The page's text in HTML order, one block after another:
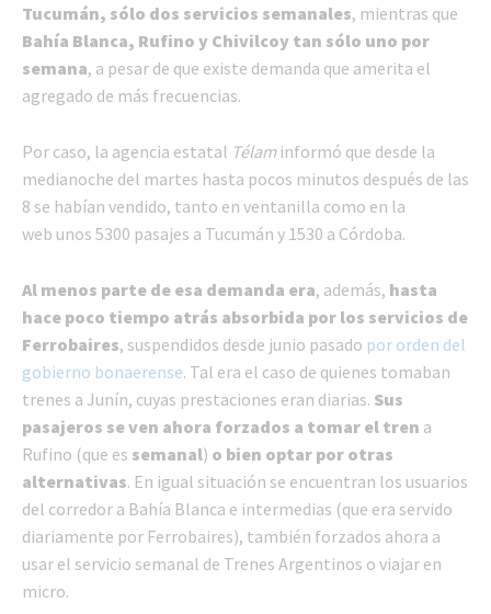
Tucumán, sólo dos servicios semanales, mientras que
Bahía Blanca, Rufino y Chivilcoy tan sólo uno por
semana, a pesar de que existe demanda que amerita el
agregado de más frecuencias.
Por caso, la agencia estatal Télaminformó que desde la
medianoche del martes hasta pocos minutos después de las
8 se habían vendido, tanto en ventanilla como en la
web unos 5300 pasajes a Tucumán y 1530 a Córdoba.
Al menos parte de esa demanda era, además, hasta
hace poco tiempo atrás absorbida por los servicios de
Ferrobaires, suspendidos desde junio pasado por orden del
gobierno bonaerense. Tal era el caso de quienes tomaban
trenes a Junín, cuyas prestaciones eran diarias. Sus
pasajeros se ven ahora forzados a tomar el tren a
Rufino (que es semanal) o bien optar por otras
alternativas. En igual situación se encuentran los usuarios
del corredor a Bahía Blanca e intermedias (que era servido
diariamente por Ferrobaires), también forzados ahora a
usar el servicio semanal de Trenes Argentinos o viajar en
micro.